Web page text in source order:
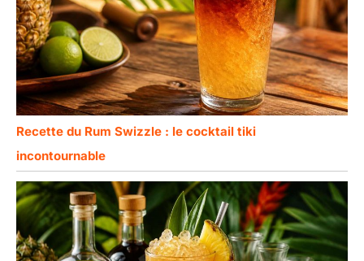
Recette du Rum Swizzle : le cocktail tiki
incontournable